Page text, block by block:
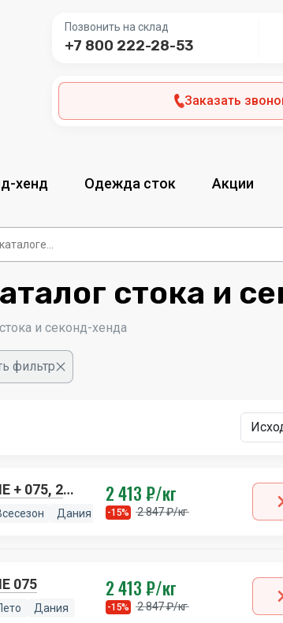
Позвонить на склад
+7 800 222-28-53
Заказать
хенд Одежда сток Акции
стока и
и секонд-хенда
фильтр
+ 075, 2
Дания
2 413 ₽/кг
-15% 2 847 ₽/кг
075
Дания
2 413 ₽/кг
-15% 2 847 ₽/кг